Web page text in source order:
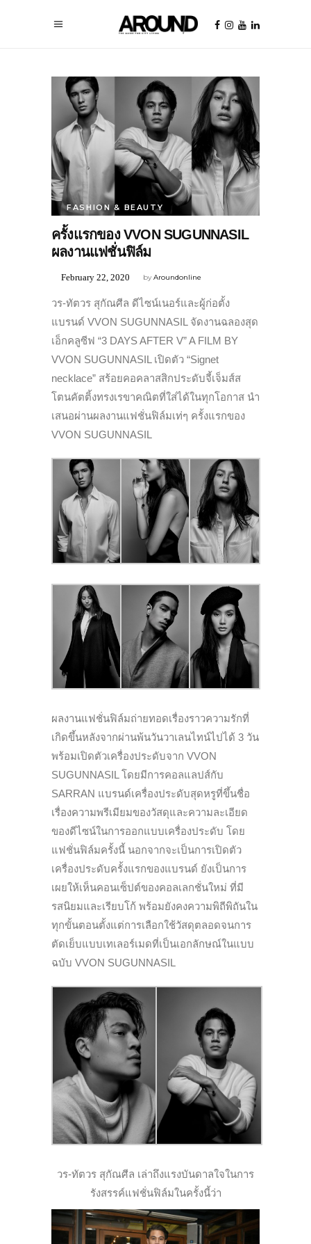
FASHION & BEAUTY
ครั้งแรกของ VVON SUGUNNASIL
ผลงานแฟชั่นฟิล์ม
byAroundonline
February 22, 2020
วร-ทัตวร สุกัณศีล ดีไซน์เนอร์และผู้ก่อตั้ง
แบรนด์ VVON SUGUNNASIL จัดงานฉลองสุด
เอ็กคลูซีฟ “3 DAYS AFTER V” A FILM BY
VVON SUGUNNASIL เปิดตัว “Signet
necklace” สร้อยคอคลาสสิกประดับจี้เจ็มส์ส
โตนคัตติ้งทรงเรขาคณิตที่ใส่ได้ในทุกโอกาส นำ
เสนอผ่านผลงานแฟชั่นฟิล์มเท่ๆ ครั้งแรกของ
VVON SUGUNNASIL
ผลงานแฟชั่นฟิล์มถ่ายทอดเรื่องราวความรักที่
เกิดขึ้นหลังจากผ่านพ้นวันวาเลนไทน์ไปได้ 3 วัน
พร้อมเปิดตัวเครื่องประดับจาก VVON
SUGUNNASIL โดยมีการคอลแลปส์กับ
SARRAN แบรนด์เครื่องประดับสุดหรูที่ขึ้นชื่อ
เรื่องความพรีเมียมของวัสดุและความละเอียด
ของดีไซน์ในการออกแบบเครื่องประดับ โดย
แฟชั่นฟิล์มครั้งนี้ นอกจากจะเป็นการเปิดตัว
เครื่องประดับครั้งแรกของแบรนด์ ยังเป็นการ
เผยให้เห็นคอนเซ็ปต์ของคอลเลกชั่นใหม่ ที่มี
รสนิยมและเรียบโก้ พร้อมยังคงความพิถีพิถันใน
ทุกขั้นตอนตั้งแต่การเลือกใช้วัสดุตลอดจนการ
ตัดเย็บแบบเทเลอร์เมดที่เป็นเอกลักษณ์ในแบบ
ฉบับ VVON SUGUNNASIL
วร-ทัตวร สุกัณศีล เล่าถึงแรงบันดาลใจในการ
รังสรรค์แฟชั่นฟิล์มในครั้งนี้ว่า